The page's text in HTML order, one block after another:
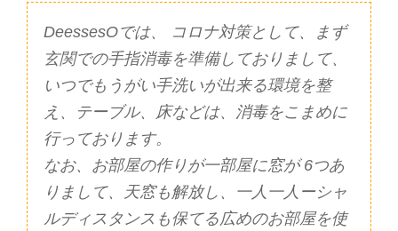
DeessesOでは、 コロナ対策として、まず
玄関での手指消毒を準備しておりまして、
いつでもうがい手洗いが出来る環境を整
え、テーブル、床などは、消毒をこまめに
行っております。
なお、お部屋の作りが一部屋に窓が 6つあ
りまして、天窓も解放し、一人一人ーシャ
ルディスタンスも保てる広めのお部屋を使